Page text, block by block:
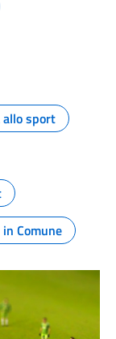
sport
Comune